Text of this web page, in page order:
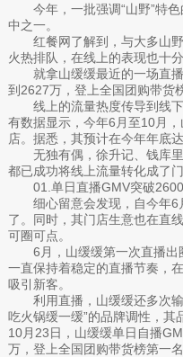
今年，一批强调“山野”特
中之一。
红餐网了解到，与大多山
火热排队，在线上的表现也十分
就拿山缓缓最近的一场直
到2627万，登上全国团购带货
线上的流量热度传导到线
有数据显示，今年6月至10月
店。据悉，其预计在今年年底达
无独有偶，徐升记、钱库
都已成功将线上流量转化成了
01.单日直播GMV突破
细心留意会发现，自今年
了。同时，其门店生意也在直
可圈可点。
6月，山缓缓第一次直播
一直保持着稳定的直播节奏，
吸引新客。
利用直播，山缓缓还多次
吃火锅缓一缓”的品牌调性，其
10月23日，山缓缓单日自播
万，登上全国团购带货榜第一名